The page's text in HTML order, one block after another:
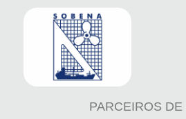
PARCEIROS DE